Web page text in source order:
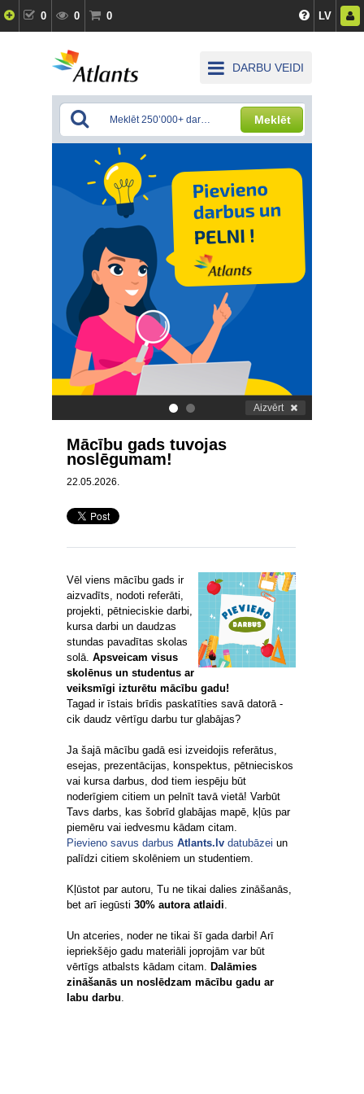
0 0 0 LV
DARBU VEIDI
Meklēt
. Aizvērt
Mācību gads tuvojas
noslēgumam!
22.05.2026.
Vēl viens mācību gads ir
aizvadīts, nodoti referāti,
projekti, pētnieciskie darbi,
kursa darbi un daudzas
stundas pavadītas skolas
solā. Apsveicam visus
skolēnus un studentus ar
veiksmīgi izturētu mācību gadu!
Tagad ir īstais brīdis paskatīties savā datorā -
cik daudz vērtīgu darbu tur glabājas?
Ja šajā mācību gadā esi izveidojis referātus,
esejas, prezentācijas, konspektus, pētnieciskos
vai kursa darbus, dod tiem iespēju būt
noderīgiem citiem un pelnīt tavā vietā! Varbūt
Tavs darbs, kas šobrīd glabājas mapē, kļūs par
piemēru vai iedvesmu kādam citam.
Pievieno savus darbus Atlants.lv datubāzei un
palīdzi citiem skolēniem un studentiem.
Kļūstot par autoru, Tu ne tikai dalies zināšanās,
bet arī iegūsti 30% autora atlaidi.
Un atceries, noder ne tikai šī gada darbi! Arī
iepriekšējo gadu materiāli joprojām var būt
vērtīgs atbalsts kādam citam. Dalāmies
zināšanās un noslēdzam mācību gadu ar
labu darbu.